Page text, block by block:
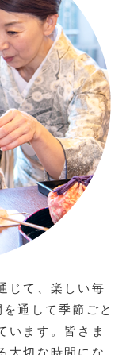
じて、楽しい毎
通して季節ごと
います。皆さま
大切な時間にな